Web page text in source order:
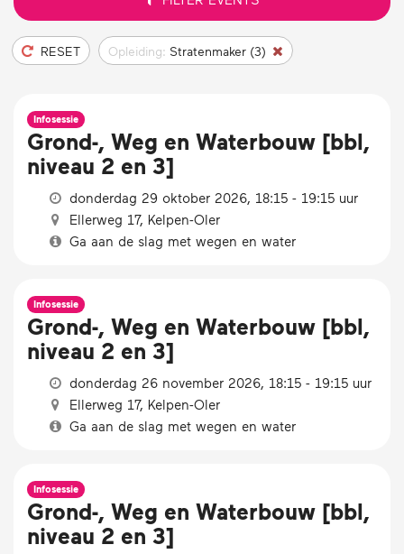
RESET Opleiding: Stratenmaker (3)
Infosessie
Grond-, Weg en Waterbouw [bbl,
niveau 2 en 3]
donderdag 29 oktober 2026, 18:15 - 19:15 uur
Ellerweg 17, Kelpen-Oler
Ga aan de slag met wegen en water
Infosessie
Grond-, Weg en Waterbouw [bbl,
niveau 2 en 3]
donderdag 26 november 2026, 18:15 - 19:15 uur
Ellerweg 17, Kelpen-Oler
Ga aan de slag met wegen en water
Infosessie
Grond-, Weg en Waterbouw [bbl,
niveau 2 en 3]